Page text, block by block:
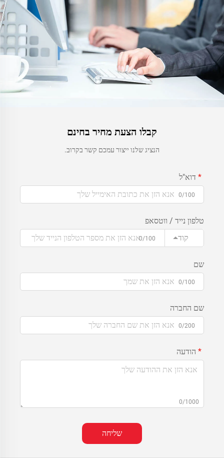
קבלו הצעת מחיר בחינם
הנציג שלנו ייצור עמכם קשר בקרוב.
דוא"ל
0/100
טלפון נייד / ווטסאפ
קוד
0/100
שם
0/100
שם החברה
0/200
הודעה
0/1000
שליחה